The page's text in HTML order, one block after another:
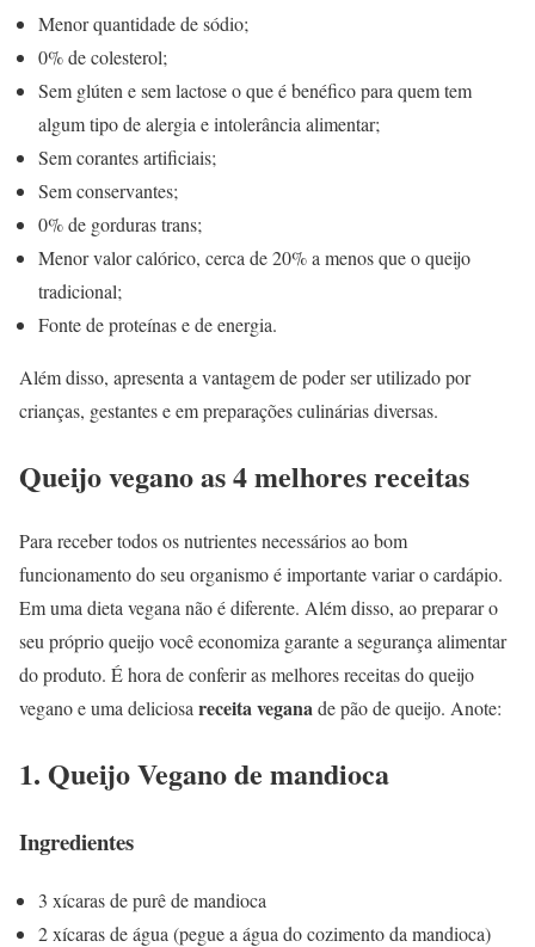
Menor quantidade de sódio;
0% de colesterol;
Sem glúten e sem lactose o que é benéfico para quem tem
algum tipo de alergia e intolerância alimentar;
Sem corantes artificiais;
Sem conservantes;
0% de gorduras trans;
Menor valor calórico, cerca de 20% a menos que o queijo
tradicional;
Fonte de proteínas e de energia.
Além disso, apresenta a vantagem de poder ser utilizado por
crianças, gestantes e em preparações culinárias diversas.
Queijo vegano as 4 melhores receitas
Para receber todos os nutrientes necessários ao bom
funcionamento do seu organismo é importante variar o cardápio.
Em uma dieta vegana não é diferente. Além disso, ao preparar o
seu próprio queijo você economiza garante a segurança alimentar
do produto. É hora de conferir as melhores receitas do queijo
vegano e uma deliciosareceita veganade pão de queijo. Anote:
1. Queijo Vegano de mandioca
Ingredientes
3 xícaras de purê de mandioca
2 xícaras de água (pegue a água do cozimento da mandioca)